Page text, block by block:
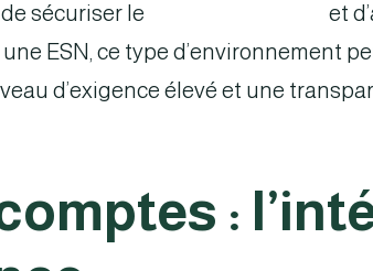
sécuriser le
et
ESN, ce type d’environnement
d’exigence élevé et une
: